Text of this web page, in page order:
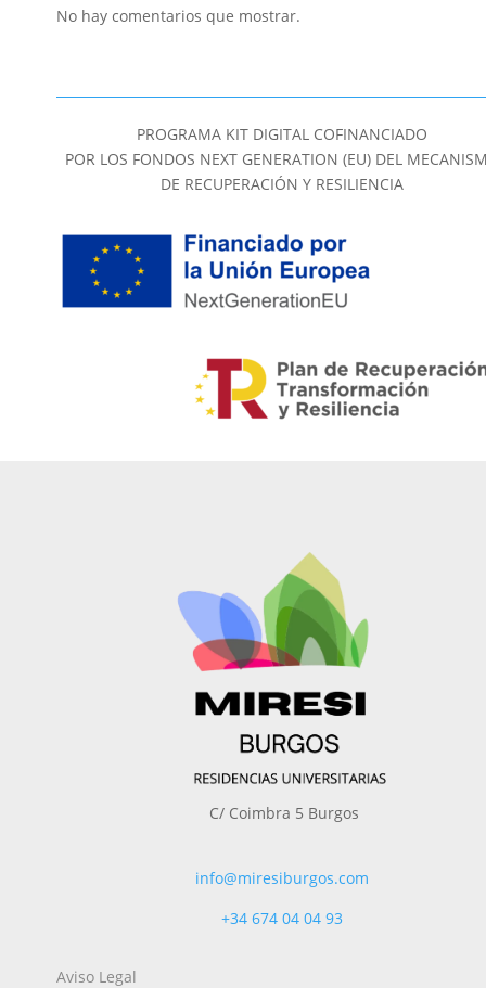
No hay comentarios que mostrar.
PROGRAMA KIT DIGITAL COFINANCIADO
POR LOS FONDOS NEXT GENERATION (EU) DEL
DE RECUPERACIÓN Y RESILIENCIA
C/ Coimbra 5 Burgos
info@miresiburgos.com
+34 674 04 04 93
Aviso Legal